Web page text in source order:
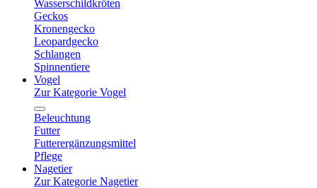
Wasserschildkröten
Geckos
Kronengecko
Leopardgecko
Schlangen
Spinnentiere
Vogel
Zur Kategorie Vogel
Beleuchtung
Futter
Futterergänzungsmittel
Pflege
Nagetier
Zur Kategorie Nagetier